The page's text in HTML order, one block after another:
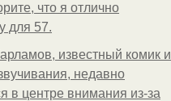
что я отлично
для 57.
известный комик и
недавно
в центре внимания из-за